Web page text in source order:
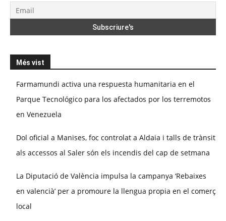
Més vist
Farmamundi activa una respuesta humanitaria en el
Parque Tecnológico para los afectados por los terremotos
en Venezuela
Dol oficial a Manises, foc controlat a Aldaia i talls de trànsit
als accessos al Saler són els incendis del cap de setmana
La Diputació de València impulsa la campanya ‘Rebaixes
en valencià’ per a promoure la llengua propia en el comerç
local